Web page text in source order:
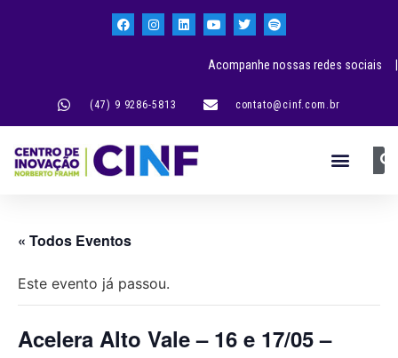
(47) 9 9286-5813 contato@cinf.com.br
Acompanhe nossas redes sociais |
« Todos Eventos
Este evento já passou.
Acelera Alto Vale – 16 e 17/05 –